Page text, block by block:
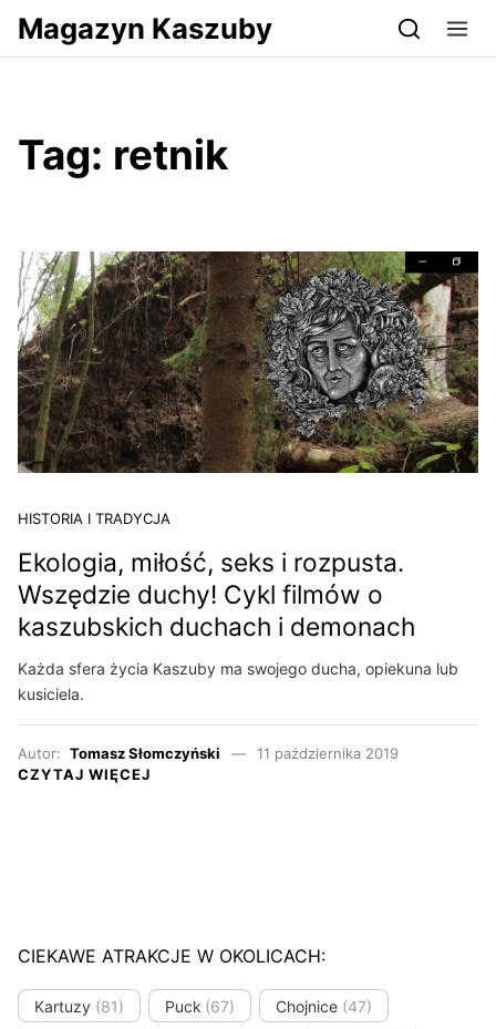
Przejdź do serwisu magazynkaszuby.pl
Magazyn Kaszuby
Tag: retnik
HISTORIA I TRADYCJA
Ekologia, miłość, seks i rozpusta.
Wszędzie duchy! Cykl filmów o
kaszubskich duchach i demonach
Każda sfera życia Kaszuby ma swojego ducha, opiekuna lub
kusiciela.
Autor: Tomasz Słomczyński
11 października 2019
CZYTAJ WIĘCEJ
CIEKAWE ATRAKCJE W OKOLICACH:
Kartuzy (81) Puck (67) Chojnice (47)